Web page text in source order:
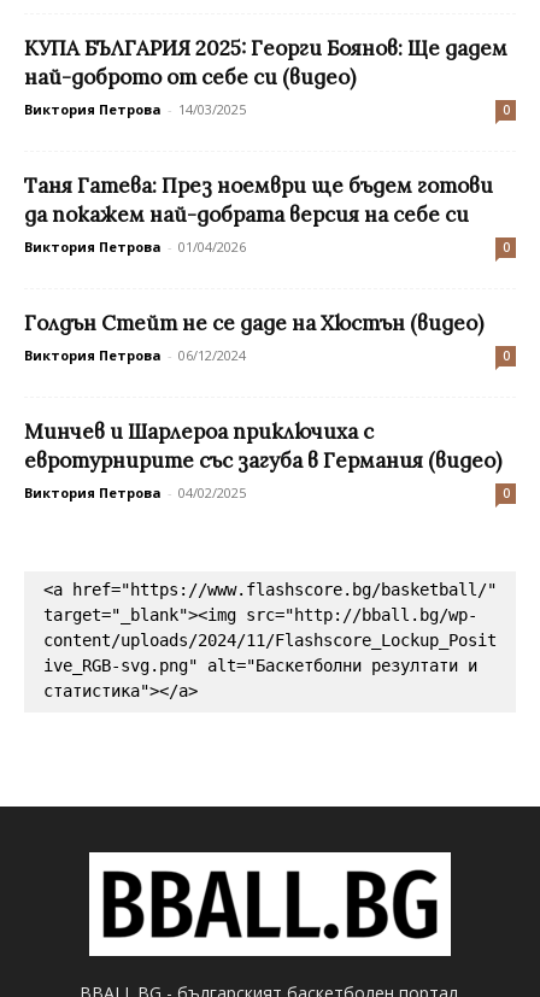
КУПА БЪЛГАРИЯ 2025: Георги Боянов: Ще дадем
най-доброто от себе си (видео)
Виктория Петрова - 14/03/2025 0
Таня Гатева: През ноември ще бъдем готови
да покажем най-добрата версия на себе си
Виктория Петрова - 01/04/2026 0
Голдън Стейт не се даде на Хюстън (видео)
Виктория Петрова - 06/12/2024 0
Минчев и Шарлероа приключиха с
евротурнирите със загуба в Германия (видео)
Виктория Петрова - 04/02/2025 0
<a href="https://www.flashscore.bg/basketball/"
target="_blank"><img src="http://bball.bg/wp-
content/uploads/2024/11/Flashscore_Lockup_Posit
ive_RGB-svg.png" alt="Баскетболни резултати и
статистика"></a>